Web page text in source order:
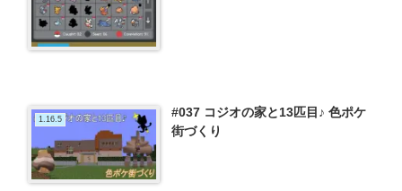
1.16.5
#037 コジオの家と13匹目♪ 色ポケ
街づくり